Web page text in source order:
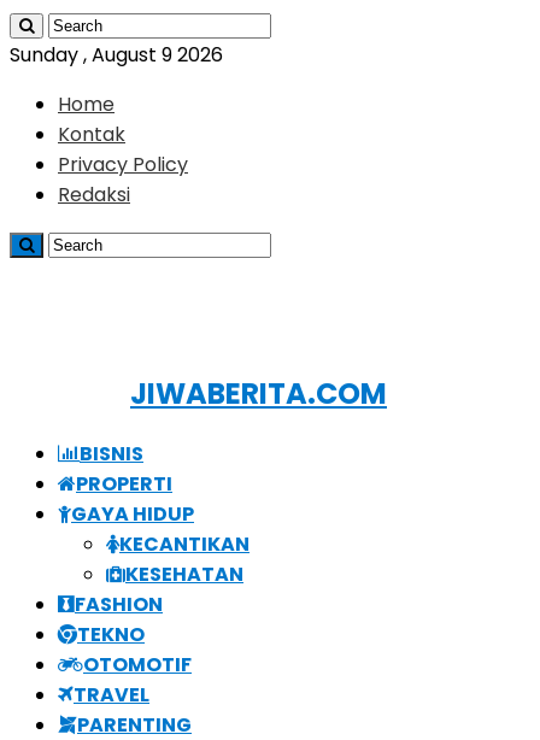
Sunday , August 9 2026
Home
Kontak
Privacy Policy
Redaksi
JIWABERITA.COM
BISNIS
PROPERTI
GAYA HIDUP
KECANTIKAN
KESEHATAN
FASHION
TEKNO
OTOMOTIF
TRAVEL
PARENTING